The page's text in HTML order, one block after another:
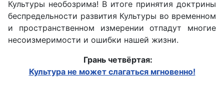
Культуры необозрима! В итоге принятия доктрины
беспредельности развития Культуры во временном
и пространственном измерении отпадут многие
несоизмеримости и ошибки нашей жизни.
Грань четвёртая:
Культура не может слагаться мгновенно!